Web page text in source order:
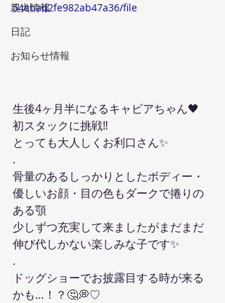
親犬情報
日記
お知らせ情報
54abad2fe982ab47a36/file
生後4ヶ月半になるキャビアちゃん🖤
初スタックに挑戦‼️
とっても大人しくお利口さん✨️
.
骨量のあるしっかりとしたボディー・
優しいお顔・目の色もダークで捲りの
ある顎
少しずつ充実して来ましたがまだまだ
伸び代しかない楽しみな子です✨️
.
ドッグショーでお披露目する時が来る
かも…！？🤔💭♡